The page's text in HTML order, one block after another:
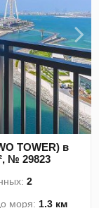
TOWER) в
№ 29823
2
моря: 1.3 км